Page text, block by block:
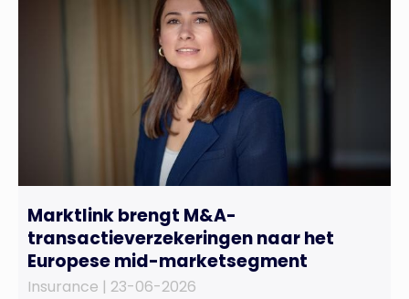
Marktlink brengt M&A-
transactieverzekeringen naar het
Europese mid-marketsegment
Insurance | 23-06-2026